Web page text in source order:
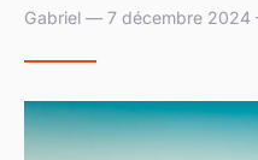
Gabriel — 7 décembre